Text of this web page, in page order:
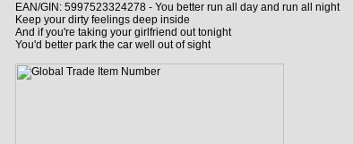
EAN/GIN: 5997523324278 - You better run all day and run all night
Keep your dirty feelings deep inside
And if you're taking your girlfriend out tonight
You'd better park the car well out of sight